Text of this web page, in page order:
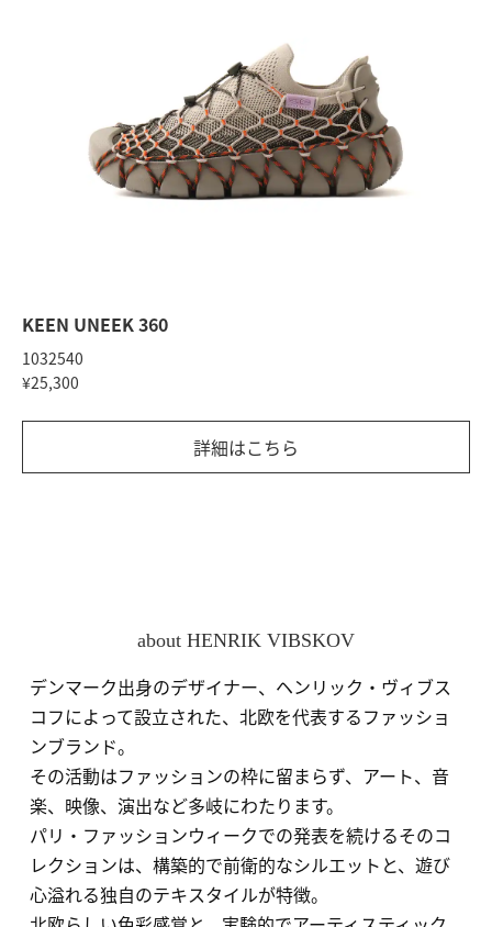
KEEN UNEEK 360
1032540
¥25,300
詳細はこちら
about HENRIK VIBSKOV
デンマーク出身のデザイナー、ヘンリック・ヴィブス
コフによって設立された、北欧を代表するファッショ
ンブランド。
その活動はファッションの枠に留まらず、アート、音
楽、映像、演出など多岐にわたります。
パリ・ファッションウィークでの発表を続けるそのコ
レクションは、構築的で前衛的なシルエットと、 遊び
心溢れる独自のテキスタイルが特徴。